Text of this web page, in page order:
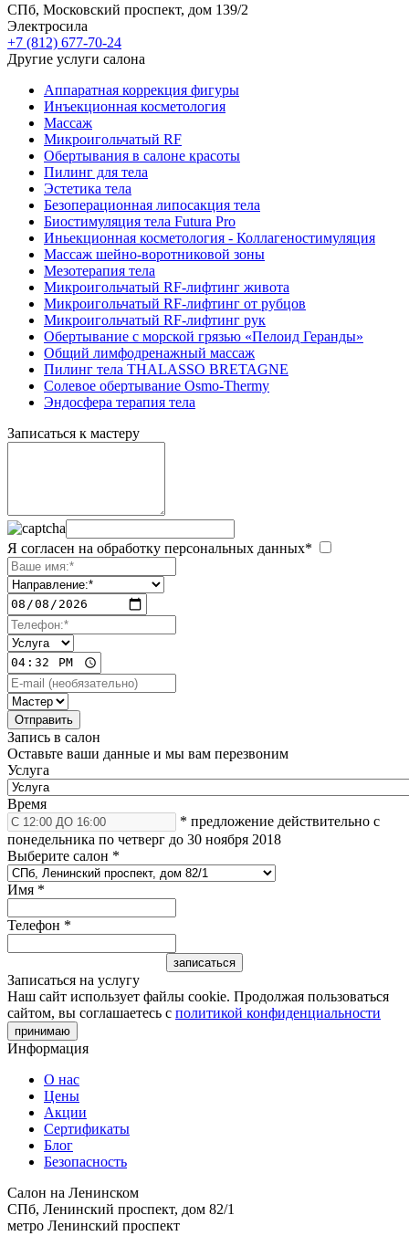
СПб, Московский проспект, дом 139/2
Электросила
+7 (812) 677-70-24
Другие услуги салона
Аппаратная коррекция фигуры
Инъекционная косметология
Массаж
Микроигольчатый RF
Обертывания в салоне красоты
Пилинг для тела
Эстетика тела
Безоперационная липосакция тела
Биостимуляция тела Futura Pro
Иньекционная косметология - Коллагеностимуляция
Массаж шейно-воротниковой зоны
Мезотерапия тела
Микроигольчатый RF-лифтинг живота
Микроигольчатый RF-лифтинг от рубцов
Микроигольчатый RF-лифтинг рук
Обертывание с морской грязью «Пелоид Геранды»
Общий лимфодренажный массаж
Пилинг тела THALASSO BRETAGNE
Солевое обертывание Osmo-Thermy
Эндосфера терапия тела
Записаться к мастеру
Я согласен на обработку персональных данных*
Запись в салон
Оставьте ваши данные и мы вам перезвоним
Услуга
Время
* предложение действительно с
понедельника по четверг до 30 ноября 2018
Выберите салон *
Имя *
Телефон *
Записаться на услугу
Наш сайт использует файлы cookie. Продолжая пользоваться
сайтом, вы соглашаетесь с политикой конфиденциальности
принимаю
Информация
О нас
Цены
Акции
Сертификаты
Блог
Безопасность
Салон на Ленинском
СПб, Ленинский проспект, дом 82/1
метро Ленинский проспект